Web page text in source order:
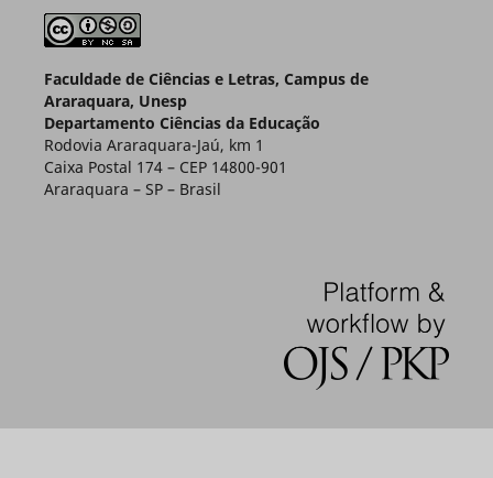
Faculdade de Ciências e Letras, Campus de
Araraquara, Unesp
Departamento Ciências da Educação
Rodovia Araraquara-Jaú, km 1
Caixa Postal 174 – CEP 14800-901
Araraquara – SP – Brasil